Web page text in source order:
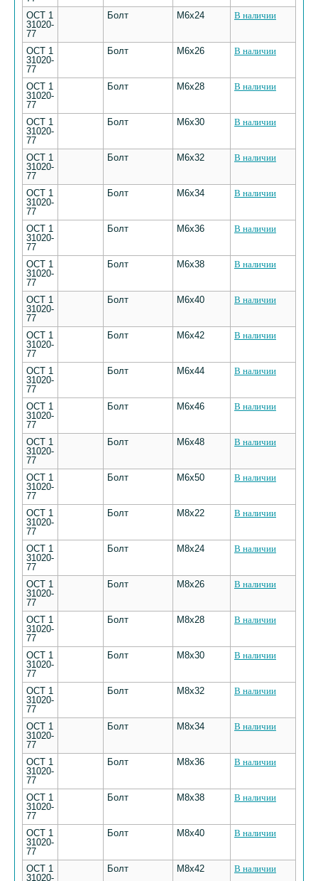
ОСТ 1
31020-
77
Болт M6х24 В наличии
ОСТ 1
31020-
77
Болт M6х26 В наличии
ОСТ 1
31020-
77
Болт M6х28 В наличии
ОСТ 1
31020-
77
Болт M6х30 В наличии
ОСТ 1
31020-
77
Болт M6х32 В наличии
ОСТ 1
31020-
77
Болт M6х34 В наличии
ОСТ 1
31020-
77
Болт M6х36 В наличии
ОСТ 1
31020-
77
Болт M6х38 В наличии
ОСТ 1
31020-
77
Болт M6х40 В наличии
ОСТ 1
31020-
77
Болт M6х42 В наличии
ОСТ 1
31020-
77
Болт M6х44 В наличии
ОСТ 1
31020-
77
Болт M6х46 В наличии
ОСТ 1
31020-
77
Болт M6х48 В наличии
ОСТ 1
31020-
77
Болт M6х50 В наличии
ОСТ 1
31020-
77
Болт M8х22 В наличии
ОСТ 1
31020-
77
Болт M8х24 В наличии
ОСТ 1
31020-
77
Болт M8х26 В наличии
ОСТ 1
31020-
77
Болт M8х28 В наличии
ОСТ 1
31020-
77
Болт M8х30 В наличии
ОСТ 1
31020-
77
Болт M8х32 В наличии
ОСТ 1
31020-
77
Болт M8х34 В наличии
ОСТ 1
31020-
77
Болт M8х36 В наличии
ОСТ 1
31020-
77
Болт M8х38 В наличии
ОСТ 1
31020-
77
Болт M8х40 В наличии
ОСТ 1
31020-
Болт M8х42 В наличии